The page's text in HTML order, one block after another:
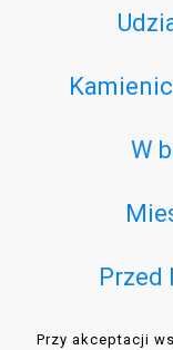
W
Przed
Przy akceptacji